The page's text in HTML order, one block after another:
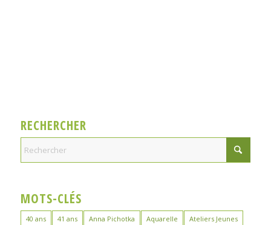
RECHERCHER
MOTS-CLÉS
40 ans 41 ans Anna Pichotka Aquarelle
Ateliers Jeunes